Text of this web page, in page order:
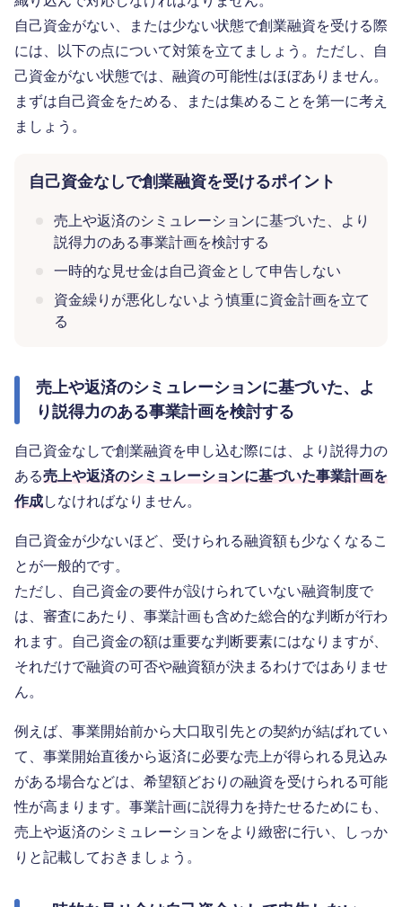
自己資金がない、または少ない状態で創業融資を受ける際
には、以下の点について対策を立てましょう。ただし、自
己資金がない状態では、融資の可能性はほぼありません。
まずは自己資金をためる、または集めることを第一に考え
ましょう。
自己資金なしで創業融資を受けるポイント
売上や返済のシミュレーションに基づいた、より
説得力のある事業計画を検討する
一時的な見せ金は自己資金として申告しない
資金繰りが悪化しないよう慎重に資金計画を立て
る
売上や返済のシミュレーションに基づいた、よ
り説得力のある事業計画を検討する
自己資金なしで創業融資を申し込む際には、より説得力の
ある売上や返済のシミュレーションに基づいた事業計画を
作成しなければなりません。
自己資金が少ないほど、受けられる融資額も少なくなるこ
とが一般的です。
ただし、自己資金の要件が設けられていない融資制度で
は、審査にあたり、事業計画も含めた総合的な判断が行わ
れます。自己資金の額は重要な判断要素にはなりますが、
それだけで融資の可否や融資額が決まるわけではありませ
ん。
例えば、事業開始前から大口取引先との契約が結ばれてい
て、事業開始直後から返済に必要な売上が得られる見込み
がある場合などは、希望額どおりの融資を受けられる可能
性が高まります。事業計画に説得力を持たせるためにも、
売上や返済のシミュレーションをより緻密に行い、しっか
りと記載しておきましょう。